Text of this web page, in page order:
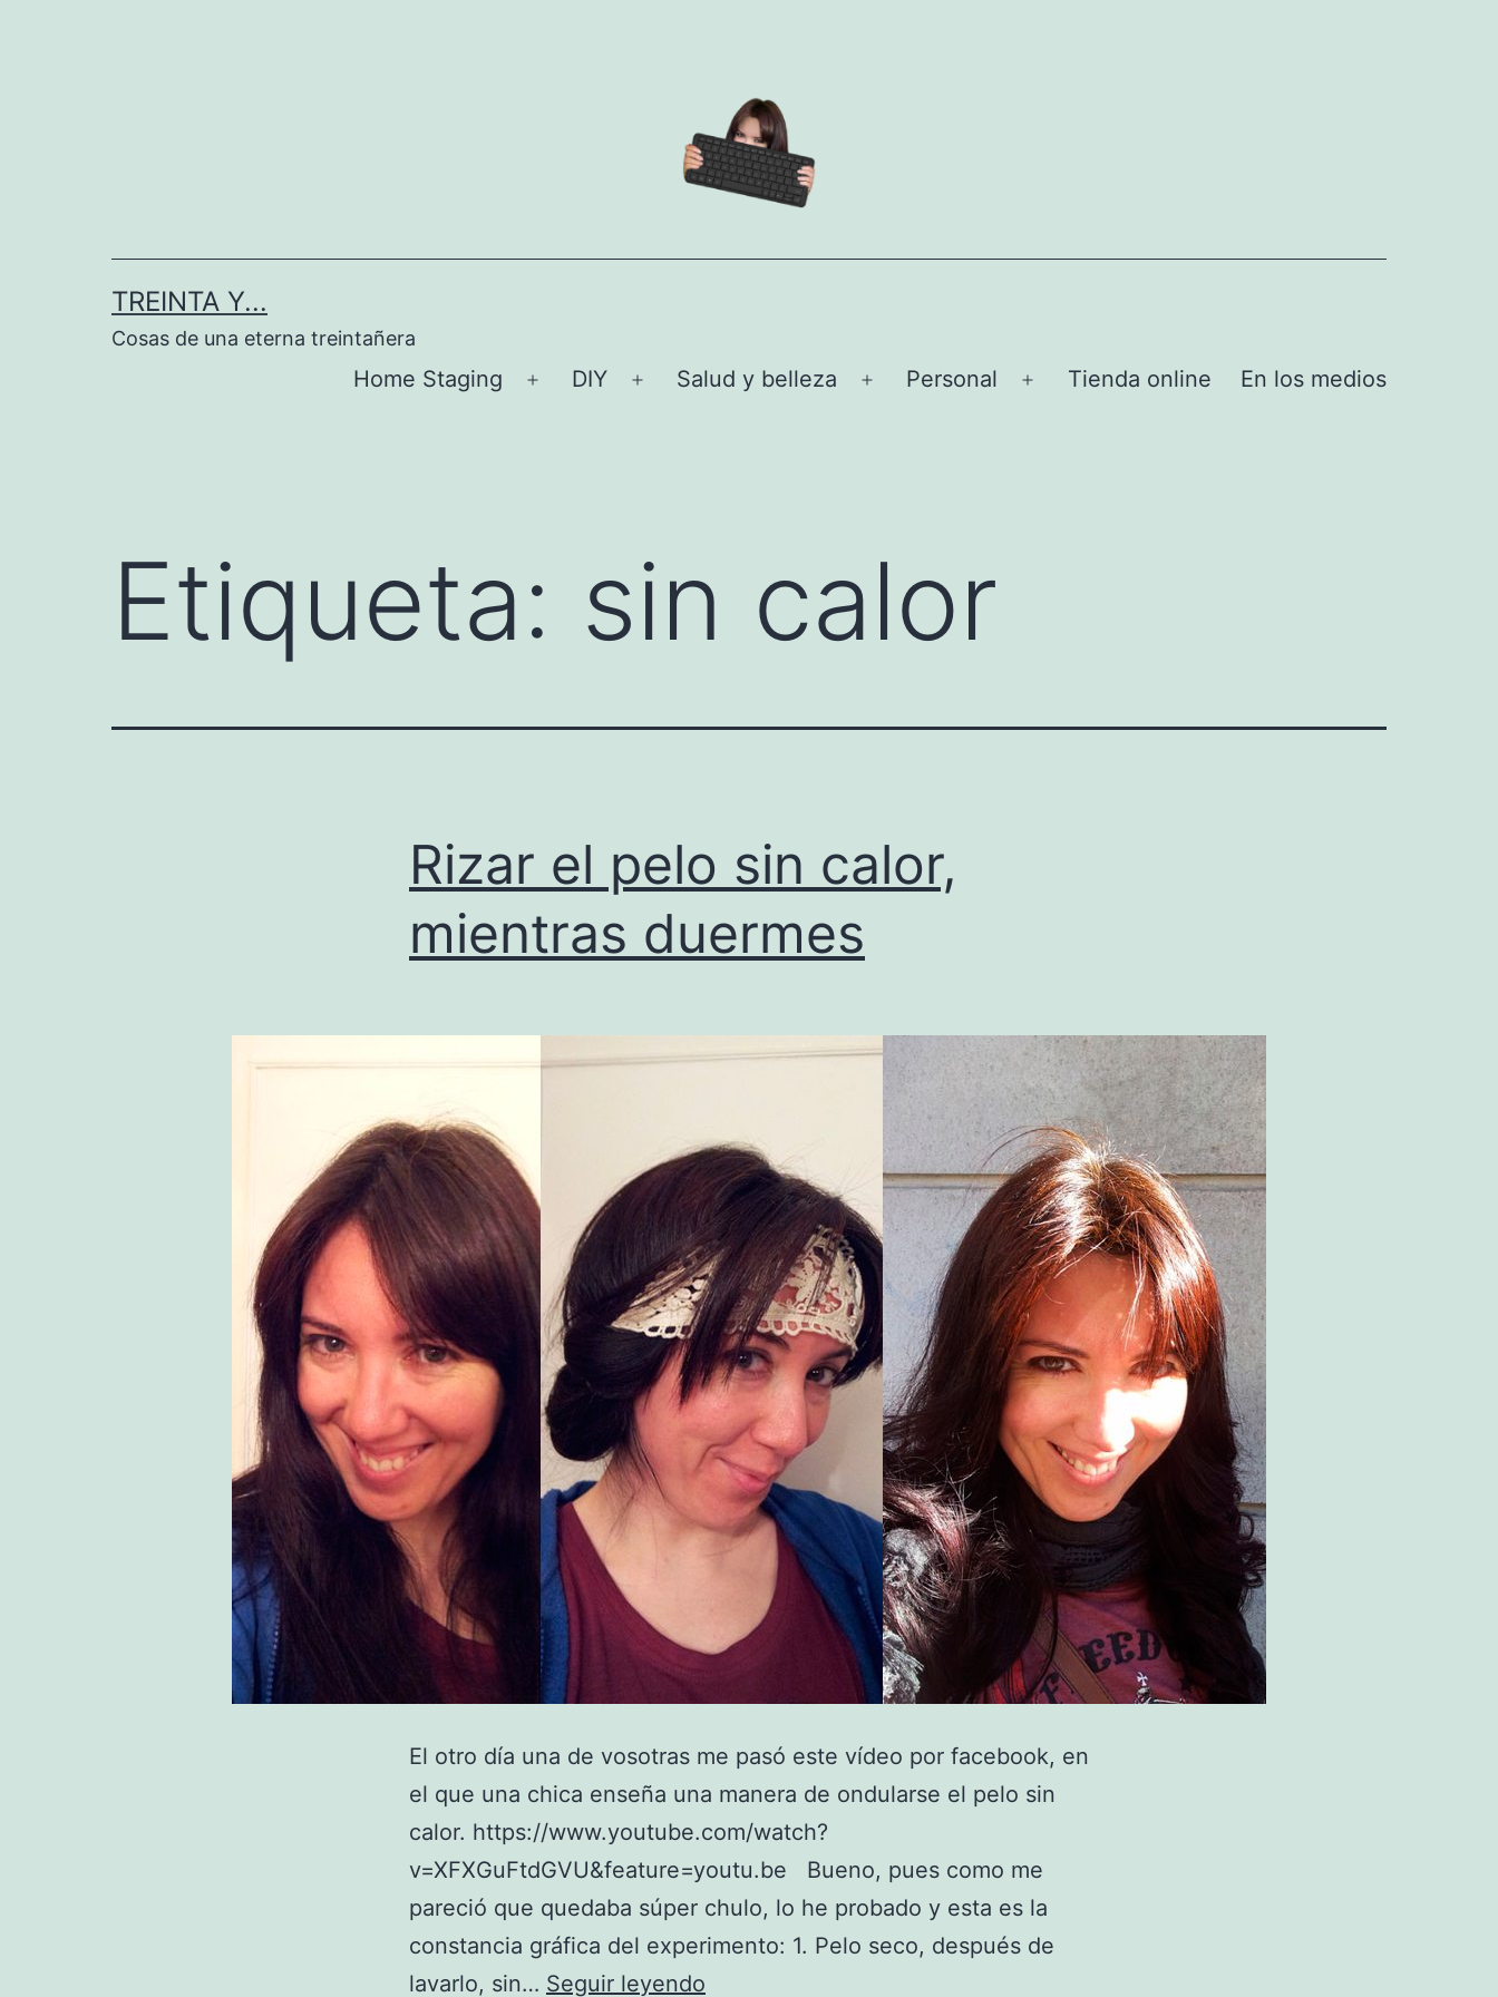
TREINTA Y...
Cosas de una eterna treintañera
Home Staging
Abrir
DIY
Abrir
Salud y belleza
Abrir
Personal
Abrir
Tienda online En los medios
Etiqueta: sin calor
Rizar el pelo sin calor,
mientras duermes
El otro día una de vosotras me pasó este vídeo por facebook, en
el que una chica enseña una manera de ondularse el pelo sin
calor. https://www.youtube.com/watch?
v=XFXGuFtdGVU&feature=youtu.be Bueno, pues como me
pareció que quedaba súper chulo, lo he probado y esta es la
constancia gráfica del experimento: 1. Pelo seco, después de
lavarlo, sin… Seguir leyendo